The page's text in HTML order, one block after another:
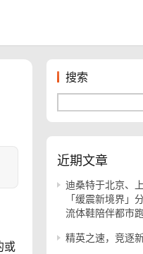
或
搜索
近期文章
迪桑特于北京、
「缓震新境界」
流体鞋陪伴都市
精英之速，竞逐